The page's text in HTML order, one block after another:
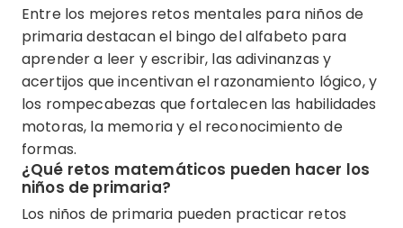
Entre los mejores retos mentales para niños de
primaria destacan el bingo del alfabeto para
aprender a leer y escribir, las adivinanzas y
acertijos que incentivan el razonamiento lógico, y
los rompecabezas que fortalecen las habilidades
motoras, la memoria y el reconocimiento de
formas.
¿Qué retos matemáticos pueden hacer los
niños de primaria?
Los niños de primaria pueden practicar retos